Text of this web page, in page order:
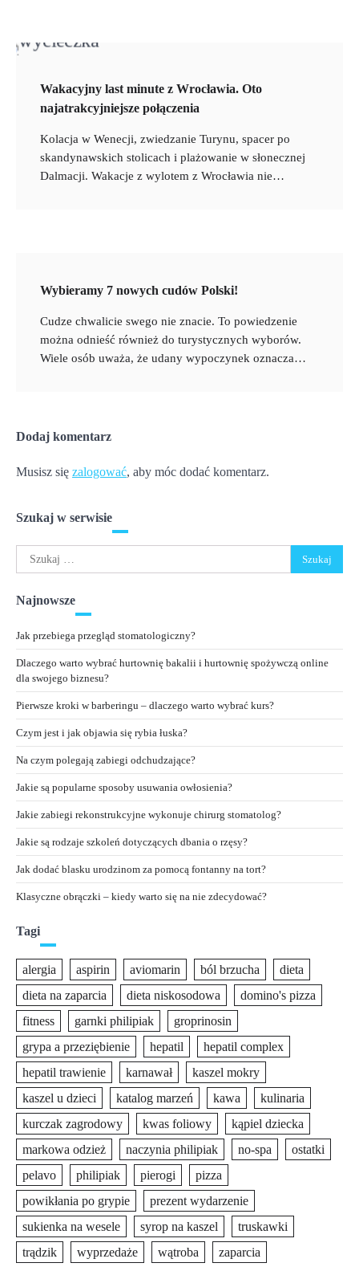
Wakacyjny last minute z Wrocławia. Oto
najatrakcyjniejsze połączenia
Kolacja w Wenecji, zwiedzanie Turynu, spacer po
skandynawskich stolicach i plażowanie w słonecznej
Dalmacji. Wakacje z wylotem z Wrocławia nie…
Wybieramy 7 nowych cudów Polski!
Cudze chwalicie swego nie znacie. To powiedzenie
można odnieść również do turystycznych wyborów.
Wiele osób uważa, że udany wypoczynek oznacza…
Dodaj komentarz
Musisz się zalogować, aby móc dodać komentarz.
Szukaj w serwisie
Szukaj:
Najnowsze
Jak przebiega przegląd stomatologiczny?
Dlaczego warto wybrać hurtownię bakalii i hurtownię spożywczą online
dla swojego biznesu?
Pierwsze kroki w barberingu – dlaczego warto wybrać kurs?
Czym jest i jak objawia się rybia łuska?
Na czym polegają zabiegi odchudzające?
Jakie są popularne sposoby usuwania owłosienia?
Jakie zabiegi rekonstrukcyjne wykonuje chirurg stomatolog?
Jakie są rodzaje szkoleń dotyczących dbania o rzęsy?
Jak dodać blasku urodzinom za pomocą fontanny na tort?
Klasyczne obrączki – kiedy warto się na nie zdecydować?
Tagi
alergia aspirin aviomarin ból brzucha
dieta
dieta na zaparcia
dieta niskosodowa
domino's pizza
fitness
garnki philipiak
groprinosin
grypa a przeziębienie
hepatil
hepatil complex
hepatil trawienie
karnawał
kaszel mokry
kaszel u dzieci
katalog marzeń kawa
kulinaria
kurczak zagrodowy
kwas foliowy
kąpiel dziecka
markowa odzież
naczynia philipiak no-spa
ostatki
pelavo
philipiak pierogi
pizza
powikłania po grypie
prezent wydarzenie
sukienka na wesele
syrop na kaszel
truskawki
trądzik
wyprzedaże wątroba zaparcia